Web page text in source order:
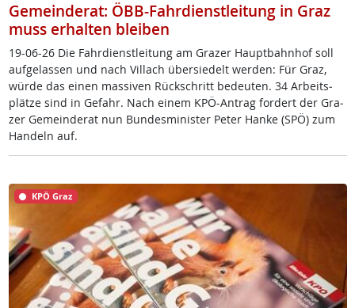
Gemeinderat: ÖBB-Fahrdienstleitung in Graz
muss erhalten bleiben
19-06-26 Die Fahr­di­enst­lei­tung am Gra­zer Haupt­bahn­hof soll
auf­ge­las­sen und nach Vil­lach über­sie­delt wer­den: Für Graz,
wür­de das ei­nen mas­si­ven Rück­schritt be­deu­ten. 34 Ar­beits­
plät­ze sind in Ge­fahr. Nach ei­nem KPÖ-An­trag for­dert der Gra­
zer Ge­mein­de­rat nun Bun­des­mi­nis­ter Pe­ter Han­ke (SPÖ) zum
Han­deln auf.
KPÖ Graz